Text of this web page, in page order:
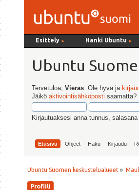
Esittely ► Hanki Ubuntu ►
Ubuntu
Tervetuloa,Vieras . Ole hyvä ja
Jäiköaktivointisähköposti saamatta?
Kirjautuaksesi anna tunnus,
Etusivu Ohjeet Haku Kirjaudu
Ubuntu Suomen keskustelualueet »
Profiili